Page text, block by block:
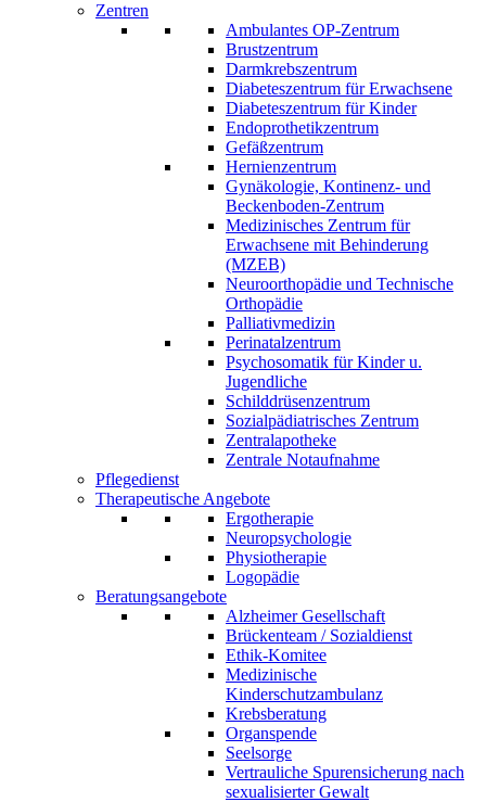
Zentren
Ambulantes OP-Zentrum
Brustzentrum
Darmkrebszentrum
Diabeteszentrum für Erwachsene
Diabeteszentrum für Kinder
Endoprothetikzentrum
Gefäßzentrum
Hernienzentrum
Gynäkologie, Kontinenz- und
Beckenboden-Zentrum
Medizinisches Zentrum für
Erwachsene mit Behinderung
(MZEB)
Neuroorthopädie und Technische
Orthopädie
Palliativmedizin
Perinatalzentrum
Psychosomatik für Kinder u.
Jugendliche
Schilddrüsenzentrum
Sozialpädiatrisches Zentrum
Zentralapotheke
Zentrale Notaufnahme
Pflegedienst
Therapeutische Angebote
Ergotherapie
Neuropsychologie
Physiotherapie
Logopädie
Beratungsangebote
Alzheimer Gesellschaft
Brückenteam / Sozialdienst
Ethik-Komitee
Medizinische
Kinderschutzambulanz
Krebsberatung
Organspende
Seelsorge
Vertrauliche Spurensicherung nach
sexualisierter Gewalt